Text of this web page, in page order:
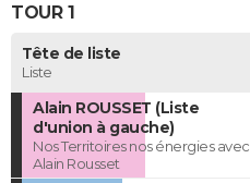
TOUR 1
Tête de liste
Liste
Alain ROUSSET (Liste
d'union à gauche)
Nos Territoires nos énergies avec
Alain Rousset